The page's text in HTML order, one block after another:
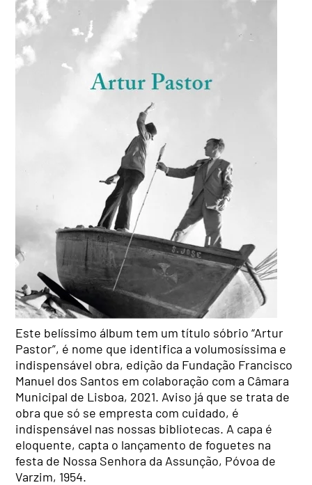
Este belíssimo álbum tem um título sóbrio “Artur
Pastor”, é nome que identifica a volumosíssima e
indispensável obra, edição da Fundação Francisco
Manuel dos Santos em colaboração com a Câmara
Municipal de Lisboa, 2021. Aviso já que se trata de
obra que só se empresta com cuidado, é
indispensável nas nossas bibliotecas. A capa é
eloquente, capta o lançamento de foguetes na
festa de Nossa Senhora da Assunção, Póvoa de
Varzim, 1954.